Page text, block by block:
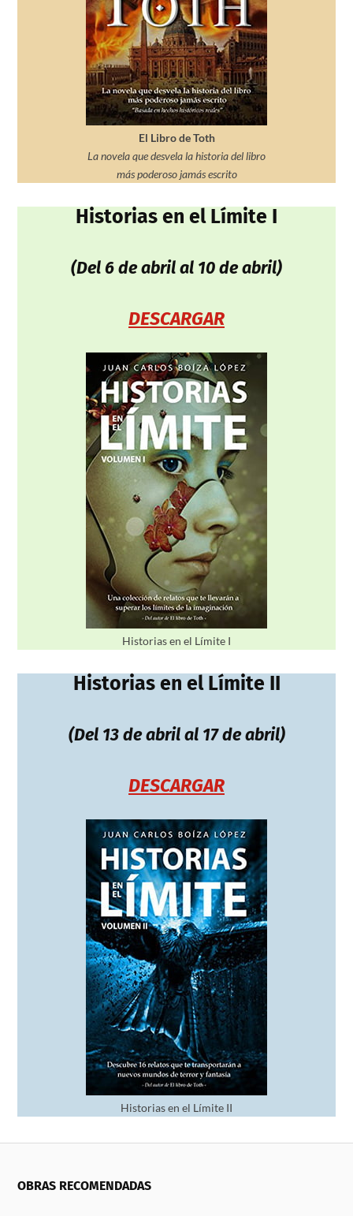
El Libro de Toth
La novela que desvela la historia del libro
más poderoso jamás escrito
Historias en el Límite I
(Del 6 de abril al 10 de abril)
DESCARGAR
Historias en el Límite I
Historias en el Límite II
(Del 13 de abril al 17 de abril)
DESCARGAR
Historias en el Límite II
OBRAS RECOMENDADAS